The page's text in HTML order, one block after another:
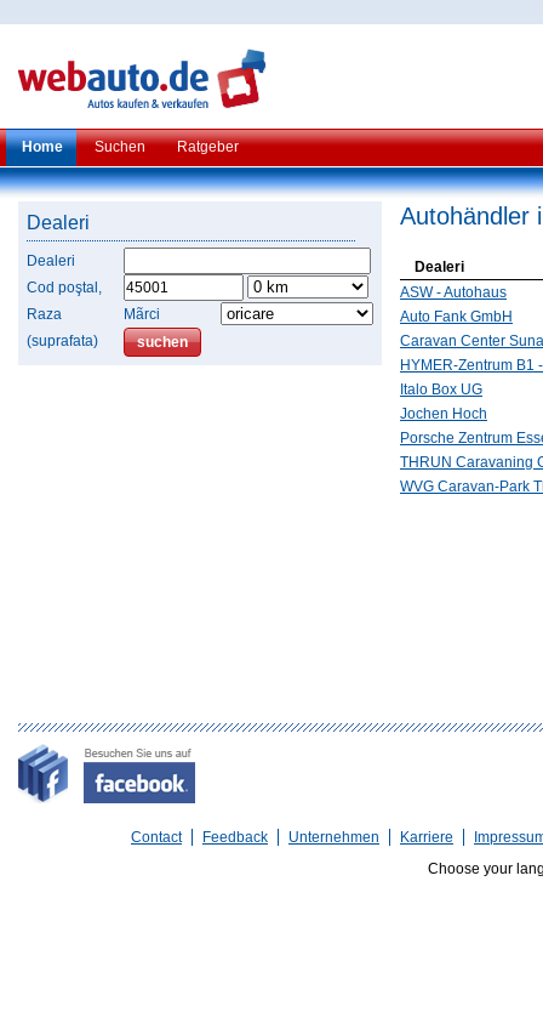
Home Suchen Ratgeber
Dealeri
Dealeri
Cod poştal,
Raza
(suprafata)
Mãrci
Autohändler
Dealeri
ASW - Autohaus
Auto Fank GmbH
Caravan Center Suna
HYMER-Zentrum B1
Italo Box UG
Jochen Hoch
Porsche Zentrum
THRUN Caravaning
WVG Caravan-Park
Contact Feedback Unternehmen Karriere
Choose your